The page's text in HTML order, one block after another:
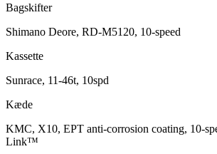
Bagskifter
Shimano Deore, RD-M5120, 10-speed
Kassette
Sunrace, 11-46t, 10spd
Kæde
KMC, X10, EPT anti-corrosion coating, 10-
Link™